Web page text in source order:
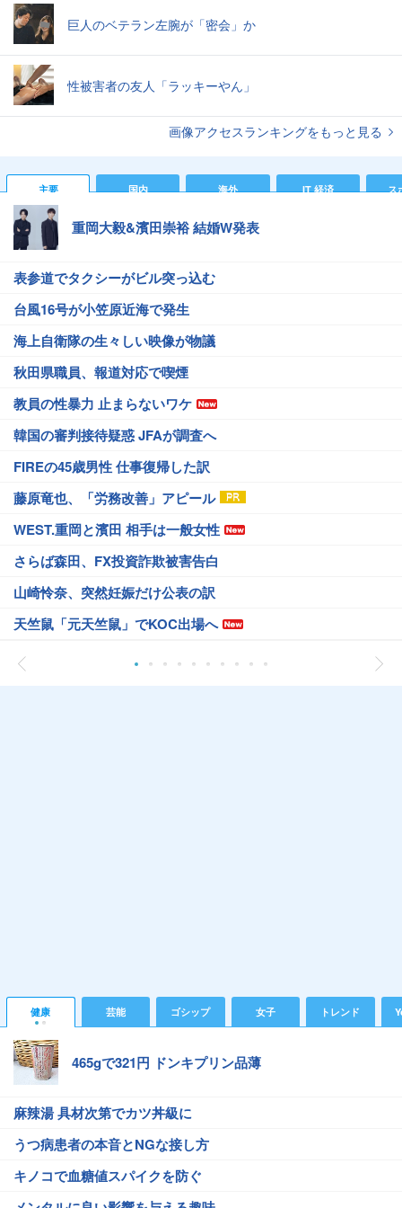
巨人のベテラン左腕が「密会」か
性被害者の友人「ラッキーやん」
画像アクセスランキングをもっと見る
主要 国内 海外 IT 経済 ス
重岡大毅&濱田崇裕 結婚W発表
表参道でタクシーがビル突っ込む
台風16号が小笠原近海で発生
海上自衛隊の生々しい映像が物議
秋田県職員、報道対応で喫煙
教員の性暴力 止まらないワケ
韓国の審判接待疑惑 JFAが調査へ
FIREの45歳男性 仕事復帰した訳
藤原竜也、「労務改善」アピール
WEST.重岡と濱田 相手は一般女性
さらば森田、FX投資詐欺被害告白
山崎怜奈、突然妊娠だけ公表の訳
天竺鼠「元天竺鼠」でKOC出場へ
健康 芸能 ゴシップ 女子 トレンド
465gで321円 ドンキプリン品薄
麻辣湯 具材次第でカツ丼級に
うつ病患者の本音とNGな接し方
キノコで血糖値スパイクを防ぐ